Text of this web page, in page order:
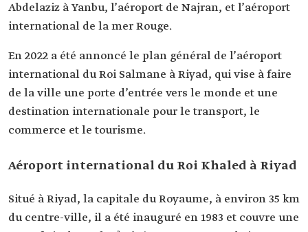
Abdelaziz à Yanbu, l’aéroport de Najran, et l’aéroport
international de la mer Rouge.
En 2022 a été annoncé le plan général de l’aéroport
international du Roi Salmane à Riyad, qui vise à faire
de la ville une porte d’entrée vers le monde et une
destination internationale pour le transport, le
commerce et le tourisme.
Aéroport international du Roi Khaled à Riyad
Situé à Riyad, la capitale du Royaume, à environ 35 km
du centre-ville, il a été inauguré en 1983 et couvre une